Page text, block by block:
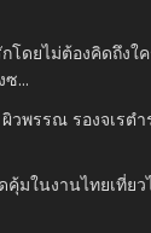
โดยไม่ต้องคิดถึงใ
ซ...
วพรรณ รองจเรต
มในงานไทยเที่ยว